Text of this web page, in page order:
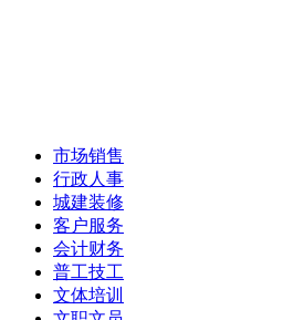
市场销售
行政人事
城建装修
客户服务
会计财务
普工技工
文体培训